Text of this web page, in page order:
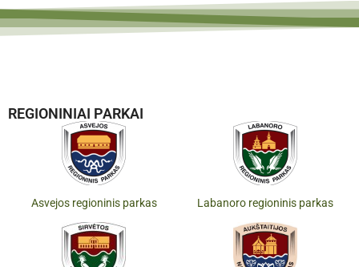
REGIONINIAI PARKAI
Asvejos regioninis parkas Labanoro regioninis parkas